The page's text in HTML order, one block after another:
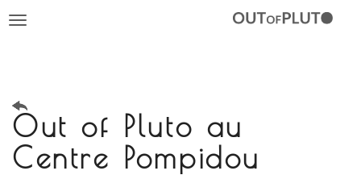
Toggle
Out of Pluto au
Centre Pompidou